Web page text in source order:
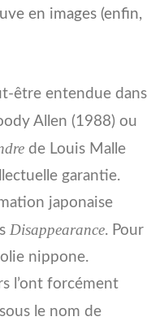
en images (enfin,
être entendue dans
Allen (1988) ou
de Louis Malle
garantie.
japonaise
Disappearance. Pour
nippone.
l’ont forcément
sous le nom de